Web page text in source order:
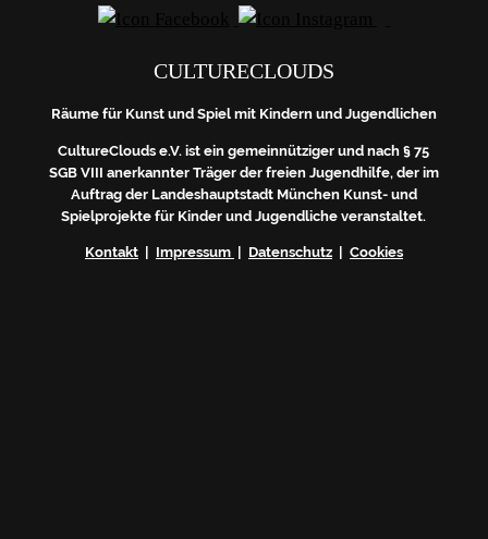
CULTURECLOUDS
Räume für Kunst und Spiel mit Kindern und Jugendlichen
CultureClouds e.V. ist ein gemeinnütziger und nach § 75
SGB VIII anerkannter Träger der freien Jugendhilfe, der im
Auftrag der Landeshauptstadt München Kunst- und
Spielprojekte für Kinder und Jugendliche veranstaltet.
Kontakt| Impressum | Datenschutz| Cookies